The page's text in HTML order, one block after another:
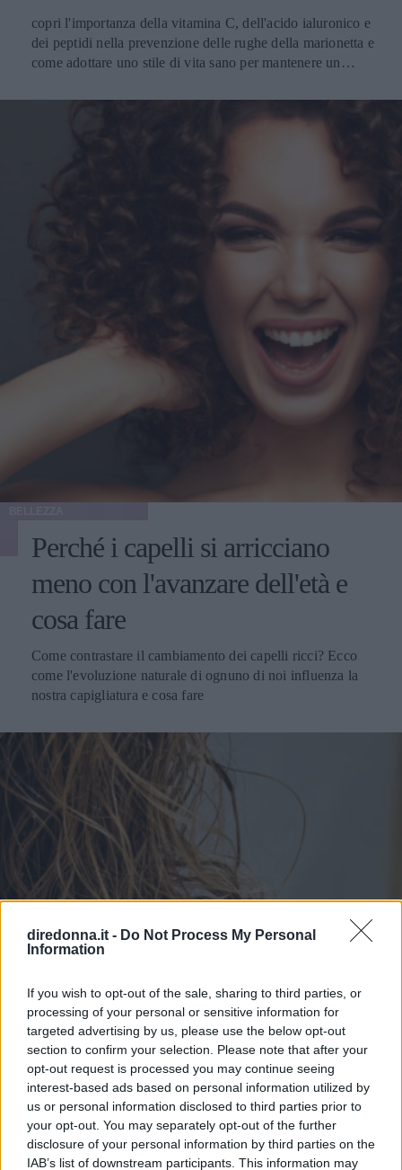
diredonna.it - Do Not Process My Personal
Information
If you wish to opt-out of the sale, sharing to third parties, or
processing of your personal or sensitive information for
targeted advertising by us, please use the below opt-out
section to confirm your selection. Please note that after your
opt-out request is processed you may continue seeing
interest-based ads based on personal information utilized by
us or personal information disclosed to third parties prior to
your opt-out. You may separately opt-out of the further
disclosure of your personal information by third parties on the
IAB’s list of downstream participants. This information may
copri l'importanza della vitamina C, dell'acido ialuronico e
dei peptidi nella prevenzione delle rughe della marionetta e
come adottare uno stile di vita sano per mantenere un
Perché i capelli si arricciano
meno con l'avanzare dell'età e
cosa fare
Come contrastare il cambiamento dei capelli ricci? Ecco
come l'evoluzione naturale di ognuno di noi influenza la
nostra capigliatura e cosa fare
BELLEZZA